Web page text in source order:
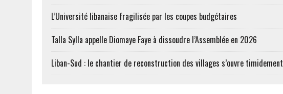
L’Université libanaise fragilisée par les coupes budgétaires
Talla Sylla appelle Diomaye Faye à dissoudre l’Assemblée en 2026
Liban-Sud : le chantier de reconstruction des villages s’ouvre timidement